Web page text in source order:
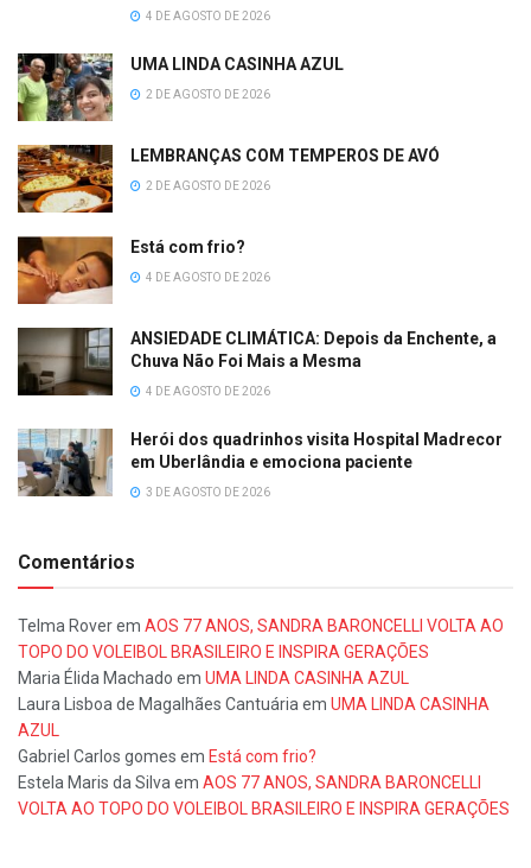
4 DE AGOSTO DE 2026
UMA LINDA CASINHA AZUL
2 DE AGOSTO DE 2026
LEMBRANÇAS COM TEMPEROS DE AVÓ
2 DE AGOSTO DE 2026
Está com frio?
4 DE AGOSTO DE 2026
ANSIEDADE CLIMÁTICA: Depois da Enchente, a
Chuva Não Foi Mais a Mesma
4 DE AGOSTO DE 2026
Herói dos quadrinhos visita Hospital Madrecor
em Uberlândia e emociona paciente
3 DE AGOSTO DE 2026
Comentários
Telma Roverem AOS 77 ANOS, SANDRA BARONCELLI VOLTA AO
TOPO DO VOLEIBOL BRASILEIRO E INSPIRA GERAÇÕES
Maria Élida Machado em UMA LINDA CASINHA AZUL
Laura Lisboa de Magalhães Cantuária em UMA LINDA CASINHA
AZUL
Gabriel Carlos gomes em Está com frio?
Estela Maris da Silva em AOS 77 ANOS, SANDRA BARONCELLI
VOLTA AO TOPO DO VOLEIBOL BRASILEIRO E INSPIRA GERAÇÕES